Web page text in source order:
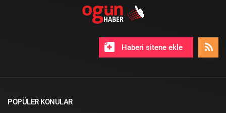
Haberi sitene ekle
POPÜLER KONULAR